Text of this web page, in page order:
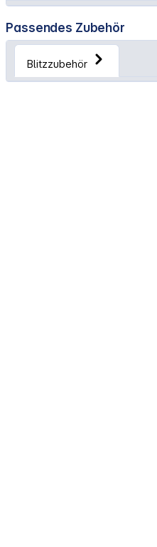
Passendes Zubehör
Blitzzubehör